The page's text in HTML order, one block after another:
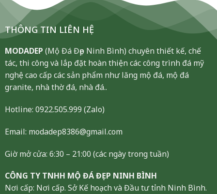
THÔNG TIN LIÊN HỆ
MODADEP (Mộ Đá Đẹp Ninh Bình) chuyên thiết kế, chế
tác, thi công và lắp đặt hoàn thiện các công trình đá mỹ
nghệ cao cấp các sản phẩm như lăng mộ đá, mộ đá
granite, nhà thờ đá, nhà đá..
Hotline: 0922.505.999 (Zalo)
Email: modadep8386@gmail.com
Giờ mở cửa: 6:30 – 21:00 (các ngày trong tuần)
CÔNG TY TNHH MỘ ĐÁ ĐẸP NINH BÌNH
Nơi cấp: Nơi cấp. Sở Kế hoạch và Đầu tư tỉnh Ninh Bình.